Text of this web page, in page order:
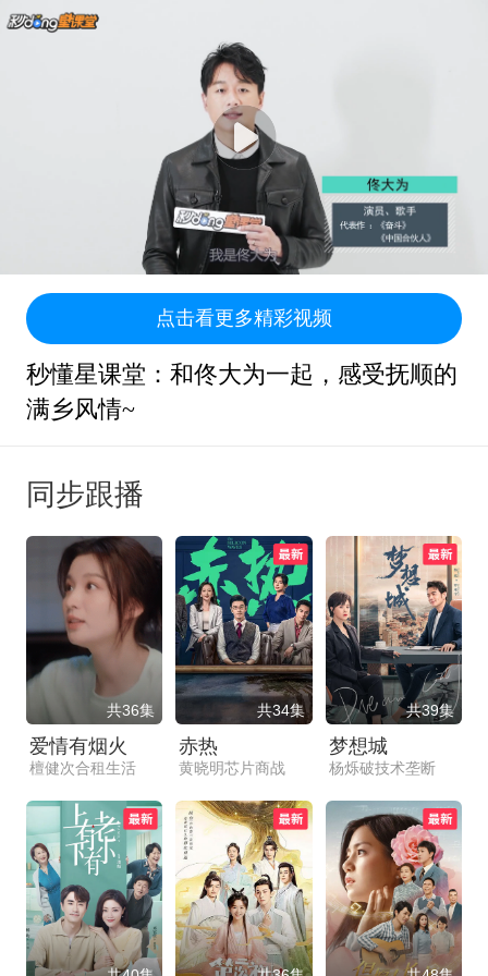
点击看更多精彩视频
秒懂星课堂：和佟大为一起，感受抚顺的
满乡风情~
同步跟播
共36集
爱情有烟火
檀健次合租生活
共34集
赤热
黄晓明芯片商战
共39集
梦想城
杨烁破技术垄断